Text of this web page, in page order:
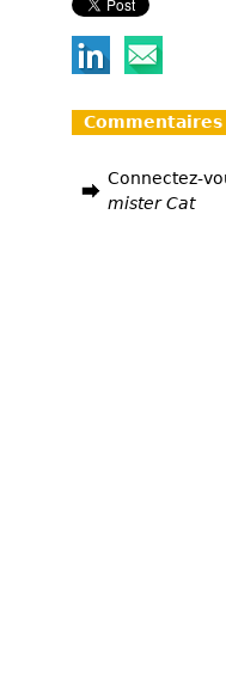
Commentaires
Connectez-
mister Cat